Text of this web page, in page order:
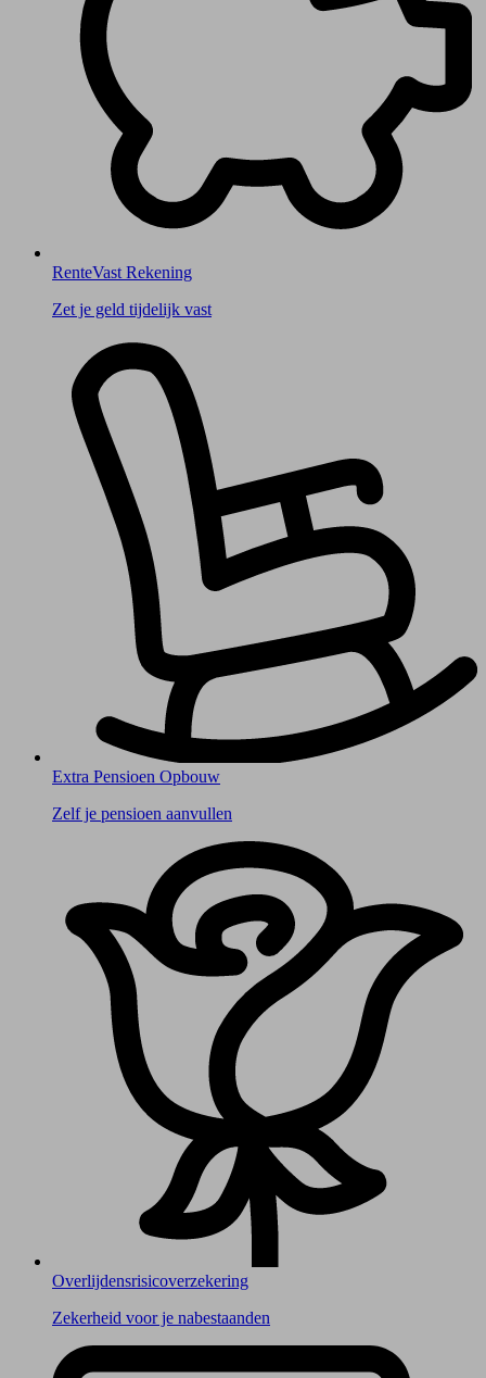
RenteVast Rekening
Zet je geld tijdelijk vast
Extra Pensioen Opbouw
Zelf je pensioen aanvullen
Overlijdens­risico­verzekering
Zekerheid voor je nabestaanden